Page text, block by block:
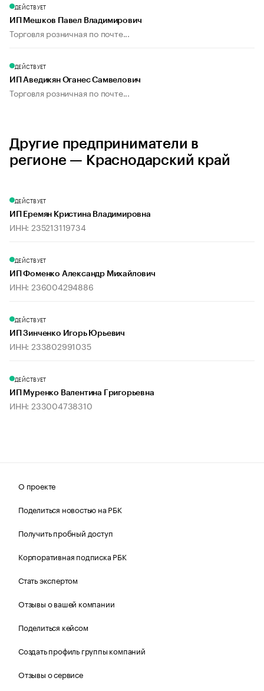
ДЕЙСТВУЕТ
ИП Мешков Павел Владимирович
Торговля розничная по почте...
ДЕЙСТВУЕТ
ИП Аведикян Оганес Самвелович
Торговля розничная по почте...
Другие предприниматели в
регионе — Краснодарский край
ДЕЙСТВУЕТ
ИП Еремян Кристина Владимировна
ИНН: 235213119734
ДЕЙСТВУЕТ
ИП Фоменко Александр Михайлович
ИНН: 236004294886
ДЕЙСТВУЕТ
ИП Зинченко Игорь Юрьевич
ИНН: 233802991035
ДЕЙСТВУЕТ
ИП Муренко Валентина Григорьевна
ИНН: 233004738310
О проекте
Поделиться новостью на РБК
Получить пробный доступ
Корпоративная подписка РБК
Стать экспертом
Отзывы о вашей компании
Поделиться кейсом
Создать профиль группы компаний
Отзывы о сервисе